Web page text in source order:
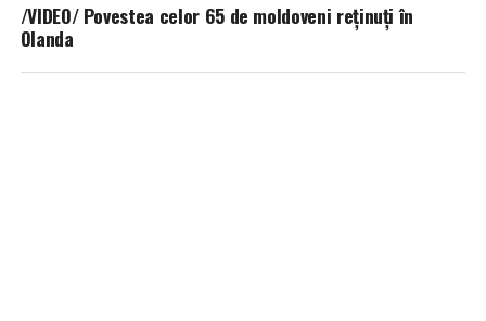
/VIDEO/ Povestea celor 65 de moldoveni reţinuţi în
Olanda